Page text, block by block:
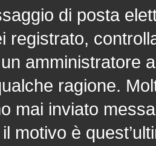
di posta
registrato,
amministratore
ragione.
mai inviato
motivo è